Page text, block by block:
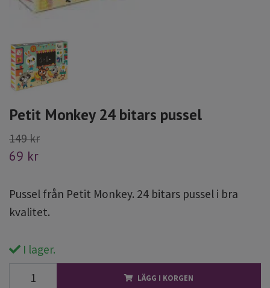
Petit Monkey 24 bitars pussel
149 kr
69 kr
Pussel från Petit Monkey. 24 bitars pussel i bra
kvalitet.
I lager.
LÄGG I KORGEN